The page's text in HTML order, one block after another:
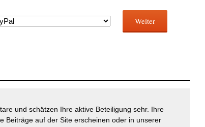
Weiter
und schätzen Ihre aktive Beteiligung sehr. Ihre
Beiträge auf der Site erscheinen oder in unserer